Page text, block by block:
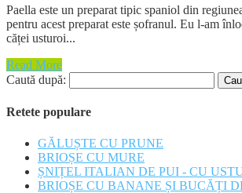
Paella este un preparat tipic spaniol din
pentru acest preparat este șofranul. Eu l-am
căței usturoi...
Read More
Caută după:
Retete populare
GĂLUȘTE CU PRUNE
BRIOȘE CU MURE
ȘNIȚEL ITALIAN DE PUI - CU
BRIOȘE CU BANANE ȘI BUCĂȚI